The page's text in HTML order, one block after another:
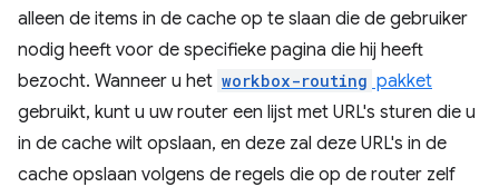
alleen de items in de cache op te slaan die de gebruiker
nodig heeft voor de specifieke pagina die hij heeft
bezocht. Wanneer u het workbox-routing pakket
gebruikt, kunt u uw router een lijst met URL's sturen die u
in de cache wilt opslaan, en deze zal deze URL's in de
cache opslaan volgens de regels die op de router zelf